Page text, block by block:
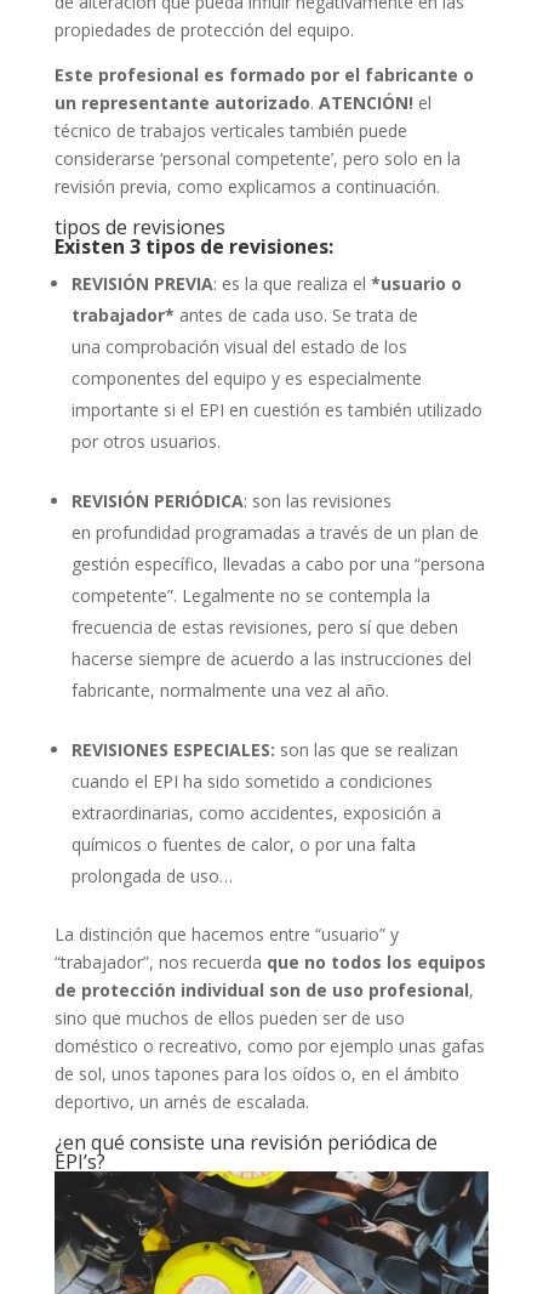
propiedades de protección del equipo.
Este profesional es formado por el fabricante o
un representante autorizado. ATENCIÓN! el
técnico de trabajos verticales también puede
considerarse ‘personal competente’, pero solo en la
revisión previa, como explicamos a continuación.
tipos de revisiones
Existen 3 tipos de revisiones:
REVISIÓN PREVIA: es la que realiza el *usuario o
trabajador* antes de cada uso. Se trata de
una comprobación visual del estado de los
componentes del equipo y es especialmente
importante si el EPI en cuestión es también utilizado
por otros usuarios.
REVISIÓN PERIÓDICA: son las revisiones
en profundidad programadas a través de un plan de
gestión específico, llevadas a cabo por una “persona
competente”. Legalmente no se contempla la
frecuencia de estas revisiones, pero sí que deben
hacerse siempre de acuerdo a las instrucciones del
fabricante, normalmente una vez al año.
REVISIONES ESPECIALES: son las que se realizan
cuando el EPI ha sido sometido a condiciones
extraordinarias, como accidentes, exposición a
químicos o fuentes de calor, o por una falta
prolongada de uso…
La distinción que hacemos entre “usuario” y
“trabajador”, nos recuerda que no todos los equipos
de protección individual son de uso profesional,
sino que muchos de ellos pueden ser de uso
doméstico o recreativo, como por ejemplo unas gafas
de sol, unos tapones para los oídos o, en el ámbito
deportivo, un arnés de escalada.
¿en qué consiste una revisión periódica de
EPI’s?